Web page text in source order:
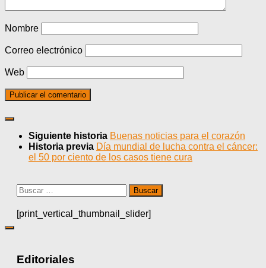
Nombre
Correo electrónico
Web
Siguiente historia Buenas noticias para el corazón
Historia previa Día mundial de lucha contra el cáncer:
el 50 por ciento de los casos tiene cura
Buscar:
[print_vertical_thumbnail_slider]
Editoriales